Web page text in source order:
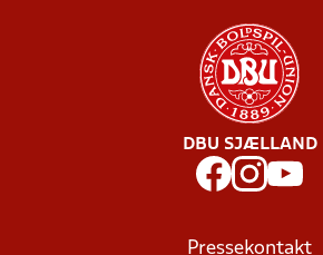
DBU SJÆLLAND
Pressekontakt